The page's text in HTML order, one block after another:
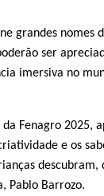
grandes nomes
ser
imersiva no
Fenagro 2025,
e os
Pablo Barrozo.